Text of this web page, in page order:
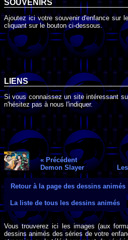
SOUVENIRS
Ajoutez ici votre souvenir d'enfance sur
cliquant sur le bouton ci-dessous.
LIENS
Si vous connaissez un site intéressant
n'hésitez pas à nous l'indiquer.
« Précédent
Demon Slayer
Retour à la page des dessins animés
La liste de tous les dessins animés
Vous trouverez ici les images (aux
dessins animés des séries de votre